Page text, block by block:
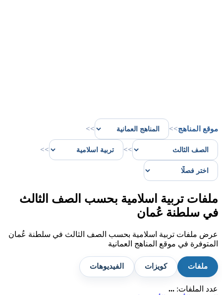
موقع المناهج>>
>>
>>
>>
ملفات تربية اسلامية بحسب الصف الثالث
في سلطنة عُمان
عرض ملفات تربية اسلامية بحسب الصف الثالث في سلطنة عُمان
المتوفرة في موقع المناهج العمانية
ملفات كويزات الفيديوهات
عدد الملفات: ...